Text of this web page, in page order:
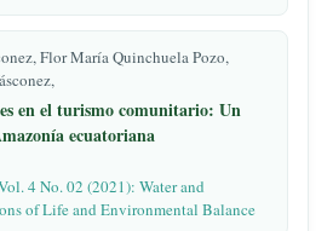
Flor María Quinchuela Pozo,
en el turismo comunitario: Un
ecuatoriana
4 No. 02 (2021): Water and
of Life and Environmental Balance